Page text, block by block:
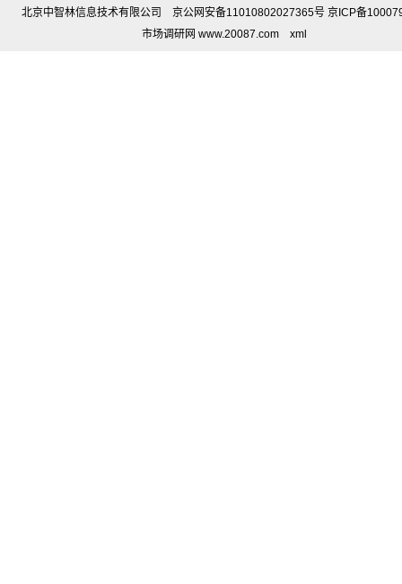
北京中智林信息技术有限公司 京公网安备11010802027365号 京ICP备
市场调研网 www.20087.com
xml